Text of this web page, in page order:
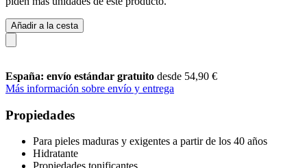
Añadir a la cesta
España: envío estándar gratuito desde 54,90 €
Más información sobre envío y entrega
Propiedades
Para pieles maduras y exigentes a partir de los 40 años
Hidratante